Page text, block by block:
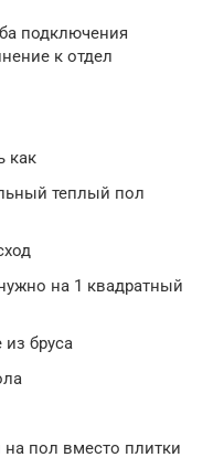
подключения
к отдел
как
теплый пол
на 1 квадратный
бруса
пол вместо плитки